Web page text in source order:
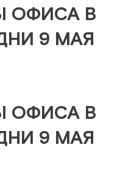
ОФИСА В
9 МАЯ
ОФИСА В
9 МАЯ